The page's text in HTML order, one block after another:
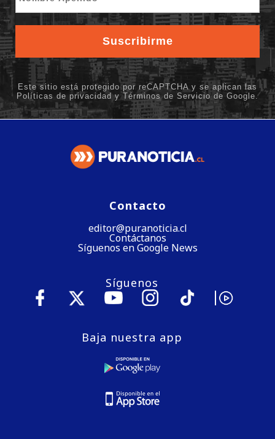
Contacto
editor@puranoticia.cl
Contáctanos
Síguenos en Google News
Síguenos
Baja nuestra app